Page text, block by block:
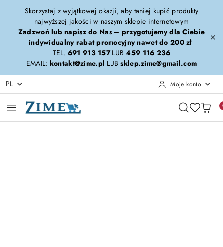
Przejdź do treści głównej
Przejdź do wyszukiwarki
Przejdź do moje konto
Przejdź do menu głównego
Przejdź do opisu produktu
Przejdź do stopki
Skorzystaj z wyjątkowej okazji, aby taniej kupić produkty
najwyższej jakości w naszym sklepie internetowym
Zadzwoń lub napisz do Nas – przygotujemy dla Ciebie
indywidualny rabat promocyjny nawet do 200 zł
TEL. 691 913 157LUB459 116 236
EMAIL: kontakt@zime.pl LUBsklep.zime@gmail.com
PL Moje konto